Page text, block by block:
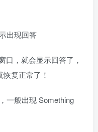
出现回答
口，就会显示回答了，
复正常了！
一般出现 Something